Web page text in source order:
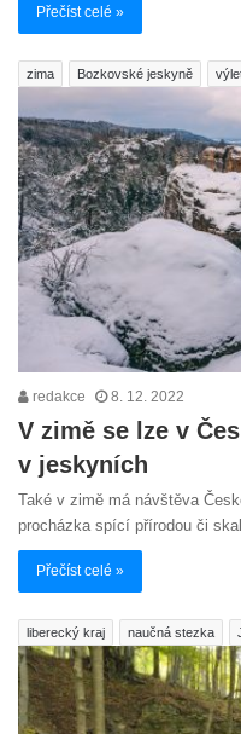
Přečíst celé »
zima Bozkovské jeskyně
redakce 8. 12. 2022
V zimě se lze v
v jeskyních
Také v zimě má návštěva
procházka spící přírodou či
Přečíst celé »
liberecký kraj naučná stezka